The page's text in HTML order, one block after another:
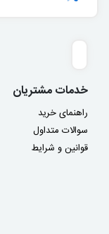
خدمات مشتریان
راهنمای خرید
سوالات متداول
قوانین و شرایط